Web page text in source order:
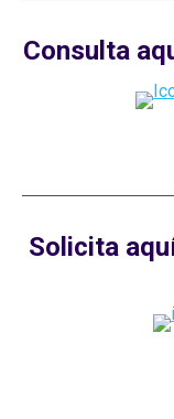
Consulta
Solicita